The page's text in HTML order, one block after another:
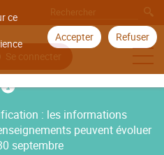
ce
Accepter Refuser
Se connecter
: les informations
peuvent évoluer
septembre